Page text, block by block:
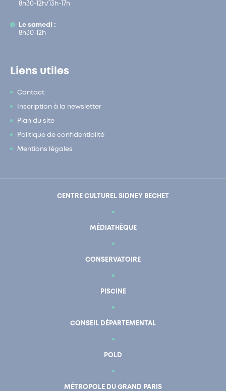
8h30-12h/13h-17h
Le samedi :
8h30-12h
Liens utiles
Contact
Inscription à la newsletter
Plan du site
Politique de confidentialité
Mentions légales
CENTRE CULTUREL SIDNEY BECHET
MÉDIATHÈQUE
CONSERVATOIRE
PISCINE
CONSEIL DÉPARTEMENTAL
POLD
MÉTROPOLE DU GRAND PARIS
En un clic Mon compte